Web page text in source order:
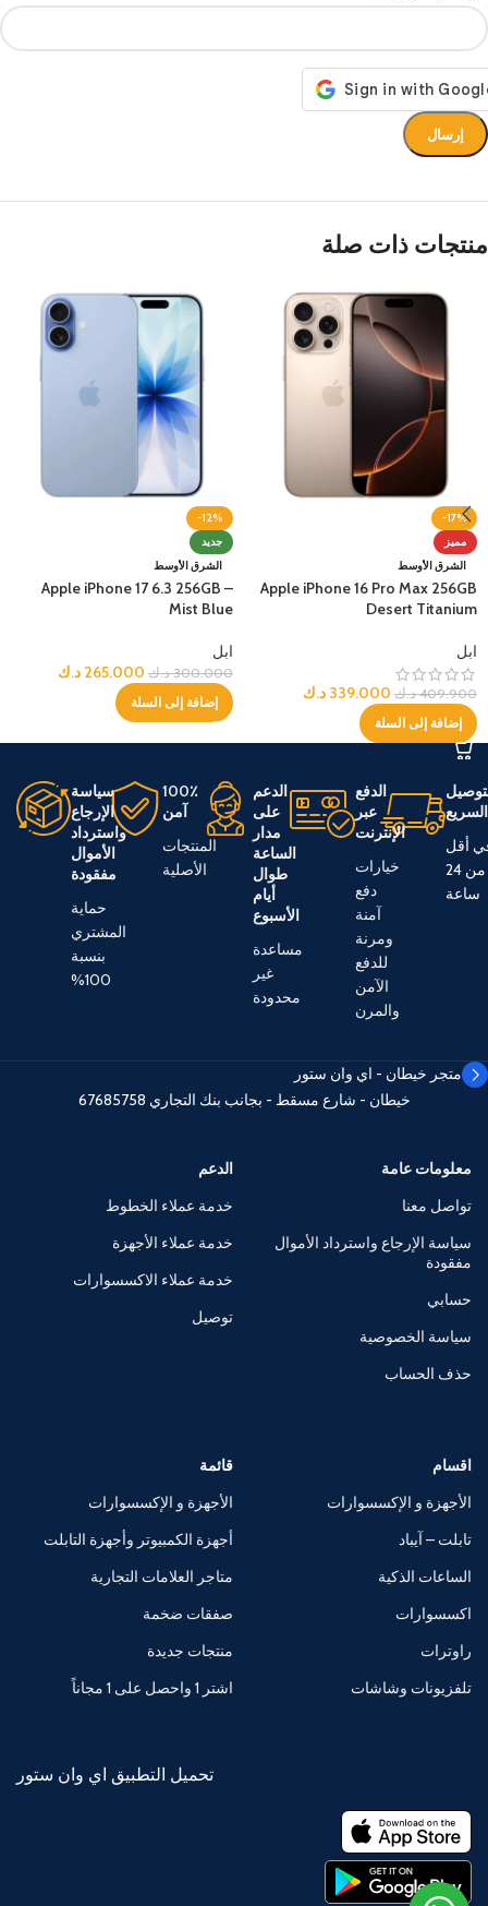
منتجات ذات صلة
-17%
مميز
الشرق الأوسط
Apple iPhone 16 Pro Max 256GB
Desert Titanium
ابل
409.900 د.ك 339.000 د.ك
إضافة إلى السلة
-12%
جديد
الشرق الأوسط
Apple iPhone 17 6.3 256GB –
Mist Blue
ابل
300.000 د.ك 265.000 د.ك
إضافة إلى السلة
السريع
أقل
من 24
ساعة
الدفع
عبر
الإنترنت
خيارات
دفع
آمنة
ومرنة
للدفع
الآمن
والمرن
الدعم
على
مدار
الساعة
طوال
أيام
الأسبوع
مساعدة
غير
محدودة
100٪
آمن
المنتجات
الأصلية
سياسة
الإرجاع
واسترداد
الأموال
مفقودة
حماية
المشتري
بنسبة
100%
متجر خيطان - اي وان ستور
خيطان - شارع مسقط - بجانب بنك التجاري 67685758
معلومات عامة
تواصل معنا
سياسة الإرجاع واسترداد الأموال
مفقودة
حسابي
سياسة الخصوصية
حذف الحساب
الدعم
خدمة عملاء الخطوط
خدمة عملاء الأجهزة
خدمة عملاء الاكسسوارات
توصيل
اقسام
الأجهزة و الإكسسوارات
تابلت – آيباد
الساعات الذكية
اكسسوارات
راوترات
تلفزيونات وشاشات
قائمة
الأجهزة و الإكسسوارات
أجهزة الكمبيوتر وأجهزة التابلت
متاجر العلامات التجارية
صفقات ضخمة
منتجات جديدة
اشتر 1 واحصل على 1 مجاناً
تحميل التطبيق اي وان ستور